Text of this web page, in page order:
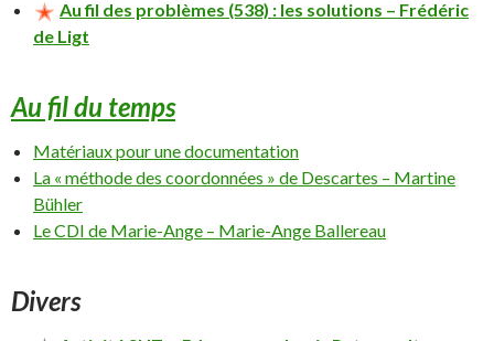
Au fil des problèmes (538) : les solutions – Frédéric
de Ligt
Au fil du temps
Matériaux pour une documentation
La « méthode des coordonnées » de Descartes – Martine
Bühler
Le CDI de Marie-Ange – Marie-Ange Ballereau
Divers